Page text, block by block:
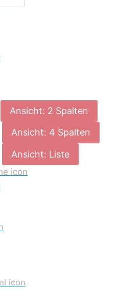
Ansicht: 2 Spalten
Ansicht: 4 Spalten
Ansicht: Liste